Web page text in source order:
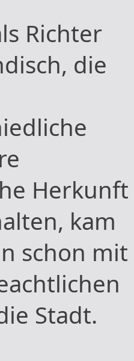
Richter
die
Herkunft
kam
schon mit
Stadt.